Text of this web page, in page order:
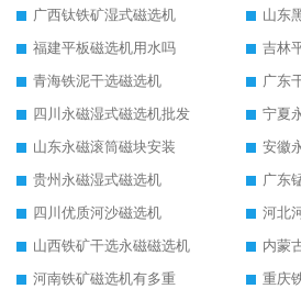
广西钛铁矿湿式磁选机
山东
福建平板磁选机用水吗
吉林
青海铁泥干选磁选机
广东
四川永磁湿式磁选机批发
宁夏
山东永磁滚筒磁块安装
安徽
贵州永磁湿式磁选机
广东
四川优质河沙磁选机
河北
山西铁矿干选永磁磁选机
内蒙
河南铁矿磁选机有多重
重庆